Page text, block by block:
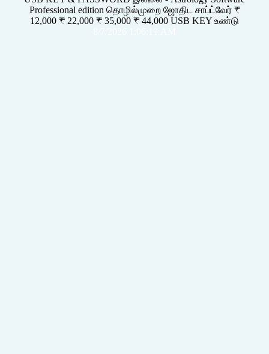
Professional edition தொழில்முறை ஜோதிட சாப்ட்வேர் ₹
12,000 ₹ 22,000 ₹ 35,000 ₹ 44,000 USB KEY உண்டு